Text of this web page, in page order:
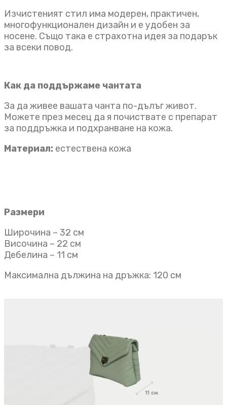
Изчистеният стил има модерен, практичен,
многофункционален дизайн и е удобен за
носене. Също така е страхотна идея за подарък
за всеки повод.
Как да поддържаме чантата
За да живее вашата чанта по-дълъг живот.
Можете през месец да я почиствате с препарат
за поддръжка и подхранване на кожа.
Материал: естествена кожа
Размери
Широчина – 32 см
Височина – 22 см
Дебелина – 11 см
Максимална дължина на дръжка: 120 см